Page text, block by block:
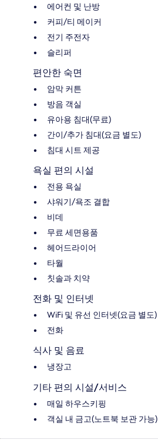
에어컨 및 난방
커피/티 메이커
전기 주전자
슬리퍼
편안한 숙면
암막 커튼
방음 객실
유아용 침대(무료)
간이/추가 침대(요금 별도)
침대 시트 제공
욕실 편의 시설
전용 욕실
샤워기/욕조 결합
비데
무료 세면용품
헤어드라이어
타월
칫솔과 치약
전화 및 인터넷
WiFi 및 유선 인터넷(요금 별도)
전화
식사 및 음료
냉장고
기타 편의 시설/서비스
매일 하우스키핑
객실 내 금고(노트북 보관 가능)